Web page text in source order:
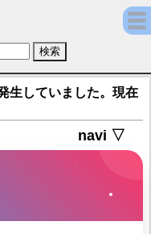
ノ)【キャラバンス
生していました。現在
navi ▽